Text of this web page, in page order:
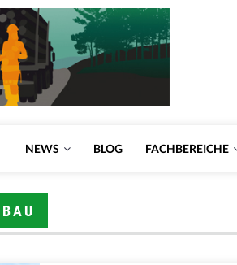
NEWS BLOG FACHBEREICHE